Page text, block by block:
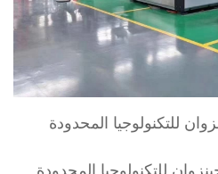
للتكنولوجيا المحدودة